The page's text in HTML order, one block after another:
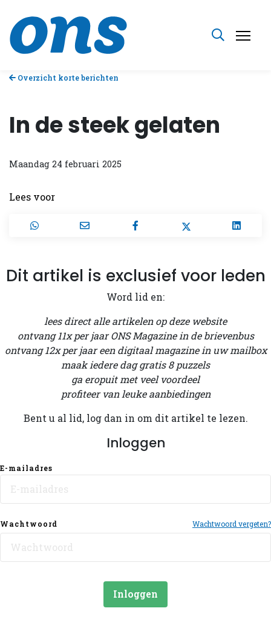
Overzicht korte berichten
In de steek gelaten
Maandag 24 februari 2025
Lees voor
Dit artikel is exclusief voor leden
Word lid en:
lees direct alle artikelen op deze website
ontvang 11x per jaar ONS Magazine in de brievenbus
ontvang 12x per jaar een digitaal magazine in uw mailbox
maak iedere dag gratis 8 puzzels
ga eropuit met veel voordeel
profiteer van leuke aanbiedingen
Bent u al lid, log dan in om dit artikel te lezen.
Inloggen
E-mailadres
Wachtwoord Wachtwoord vergeten?
Inloggen